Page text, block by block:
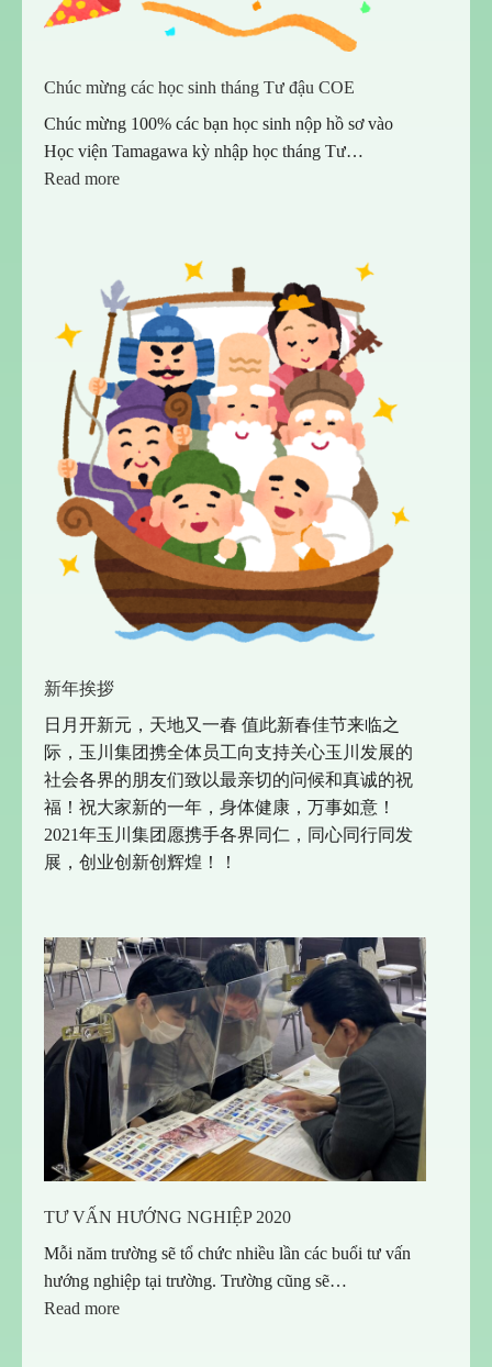
Chúc mừng các học sinh tháng Tư đậu COE
Chúc mừng 100% các bạn học sinh nộp hồ sơ vào
Học viện Tamagawa kỳ nhập học tháng Tư…
Read more:
học
sinh
tháng
Tư
đậu
COE
新年挨拶
日月开新元，天地又一春 值此新春佳节来临之
际，玉川集团携全体员工向支持关心玉川发展的
社会各界的朋友们致以最亲切的问候和真诚的祝
福！祝大家新的一年，身体健康，万事如意！
2021年玉川集团愿携手各界同仁，同心同行同发
展，创业创新创辉煌！！
TƯ VẤN HƯỚNG NGHIỆP 2020
Mỗi năm trường sẽ tổ chức nhiều lần các buổi tư vấn
hướng nghiệp tại trường. Trường cũng sẽ…
Read more: